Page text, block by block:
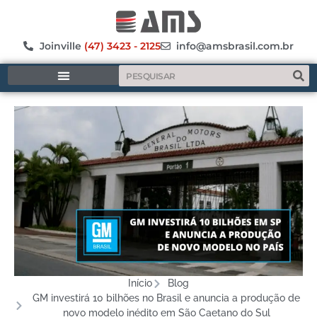
Joinville (47) 3423 - 2125 info@amsbrasil.com.br
Início
Blog
GM investirá 10 bilhões no Brasil e anuncia a produção de
novo modelo inédito em São Caetano do Sul